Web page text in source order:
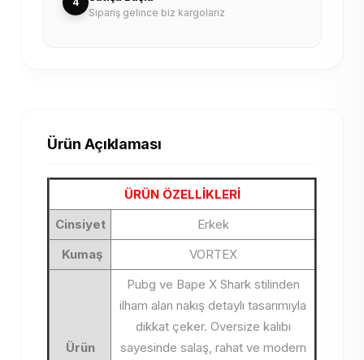
Sipariş gelince biz kargolarız
Ürün Açıklaması
ÜRÜN ÖZELLİKLERİ
Cinsiyet
Erkek
Kumaş
VORTEX
Ürün
Pubg ve Bape X Shark stilinden
ilham alan nakış detaylı tasarımıyla
dikkat çeker. Oversize kalıbı
sayesinde salaş, rahat ve modern